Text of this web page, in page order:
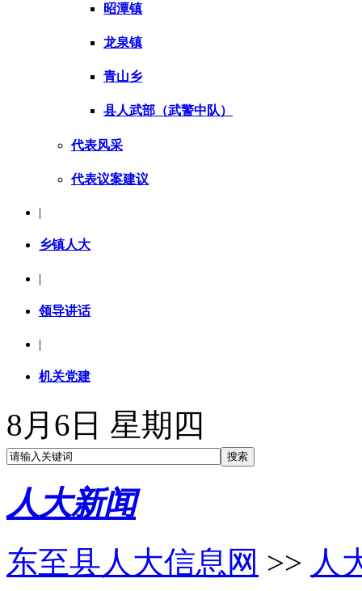
昭潭镇
龙泉镇
青山乡
县人武部（武警中队）
代表风采
代表议案建议
|
乡镇人大
|
领导讲话
|
机关党建
8月6日 星期四
人大新闻
东至县人大信息网 >> 人